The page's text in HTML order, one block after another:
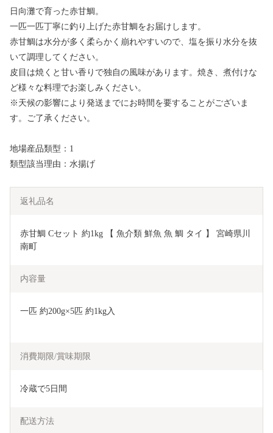
日向灘で育った赤甘鯛。
一匹一匹丁寧に釣り上げた赤甘鯛をお届けします。
赤甘鯛は水分が多く柔らかく崩れやすいので、塩を振り水分を抜
いて調理してください。
皮目は焼くと甘い香りで独自の風味があります。焼き、煮付けな
ど様々な料理でお楽しみください。
※天候の影響により発送までにお時間を要することがございま
す。ご了承ください。
地場産品類型：1
類型該当理由：水揚げ
返礼品名
赤甘鯛 Cセット 約1kg 【 魚介類 鮮魚 魚 鯛 タイ 】 宮崎県川
南町
内容量
一匹 約200g×5匹 約1kg入
消費期限/賞味期限
冷蔵で5日間
配送方法